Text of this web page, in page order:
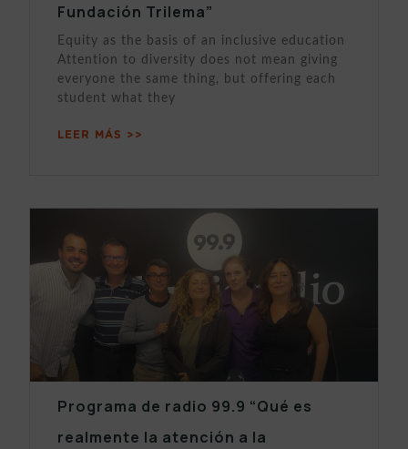
Fundación Trilema”
Equity as the basis of an inclusive education
Attention to diversity does not mean giving
everyone the same thing, but offering each
student what they
LEER MÁS >>
Programa de radio 99.9 “Qué es
realmente la atención a la